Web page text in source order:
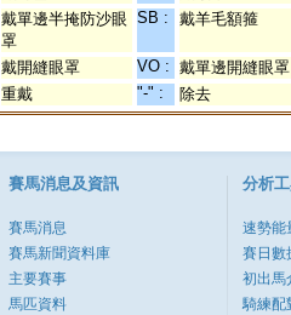
戴單邊半掩防沙眼
罩
SB : 戴羊毛額箍
戴開縫眼罩 VO : 戴單邊開縫眼罩
重戴 "-" : 除去
賽馬消息及資訊
賽馬消息
賽馬新聞資料庫
主要賽事
馬匹資料
分析
速勢能
賽日數
初出馬
騎練配